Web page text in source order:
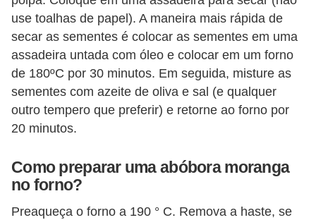
use toalhas de papel). A maneira mais rápida de
secar as sementes é colocar as sementes em uma
assadeira untada com óleo e colocar em um forno
de 180ºC por 30 minutos. Em seguida, misture as
sementes com azeite de oliva e sal (e qualquer
outro tempero que preferir) e retorne ao forno por
20 minutos.
Como preparar uma abóbora moranga
no forno?
Preaqueça o forno a 190 ° C. Remova a haste, se